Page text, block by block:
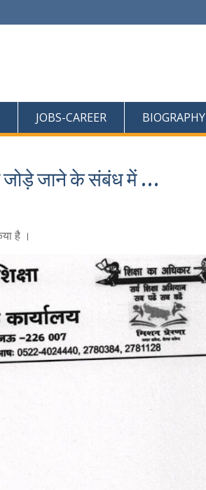
JOBS-CAREER BIOGRAPHY
जोड़े जाने के संबंध में …
है ।